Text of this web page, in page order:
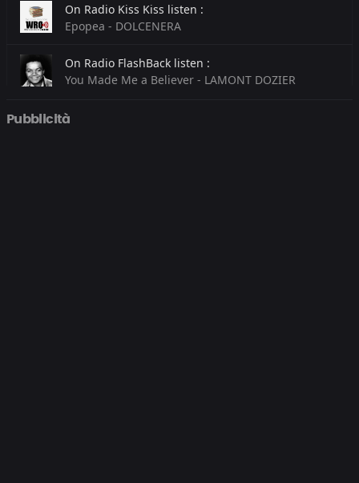
On Radio Kiss Kiss listen :
Epopea - DOLCENERA
On Radio FlashBack listen :
You Made Me a Believer - LAMONT DOZIER
On Radio On The Beat listen :
Pubblicità